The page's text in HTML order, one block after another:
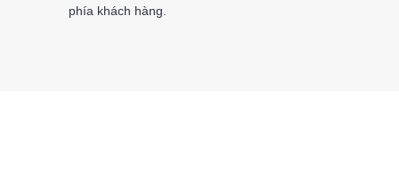
phía khách hàng.